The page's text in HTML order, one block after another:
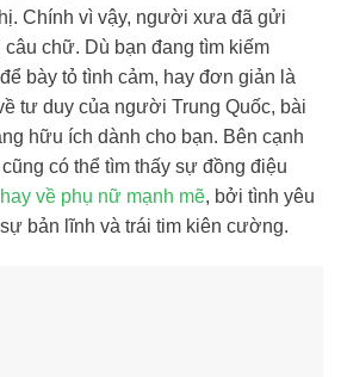
Chính vì vậy, người xưa đã gửi
chữ. Dù bạn đang tìm kiếm
bày tỏ tình cảm, hay đơn giản là
tư duy của người Trung Quốc, bài
hữu ích dành cho bạn. Bên cạnh
có thể tìm thấy sự đồng điệu
về phụ nữ mạnh mẽ, bởi tình yêu
bản lĩnh và trái tim kiên cường.